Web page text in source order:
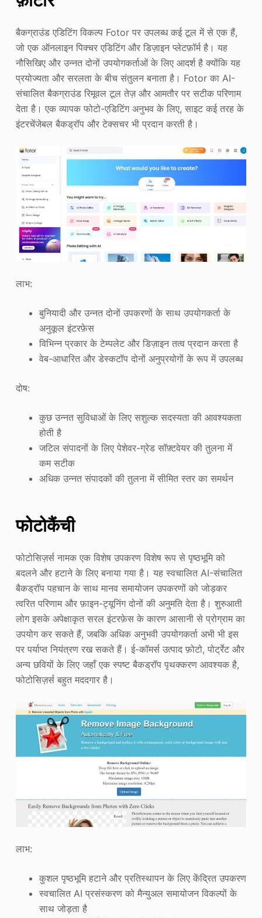
बैकग्राउंड एडिटिंग विकल्प Fotor पर उपलब्ध कई टूल में से एक हैं,
जो एक ऑनलाइन पिक्चर एडिटिंग और डिज़ाइन प्लेटफ़ॉर्म है। यह
नौसिखिए और उन्नत दोनों उपयोगकर्ताओं के लिए आदर्श है क्योंकि यह
प्रयोज्यता और सरलता के बीच संतुलन बनाता है। Fotor का AI-
संचालित बैकग्राउंड रिमूवल टूल तेज़ और आमतौर पर सटीक परिणाम
देता है। एक व्यापक फोटो-एडिटिंग अनुभव के लिए, साइट कई तरह के
इंटरचेंजेबल बैकड्रॉप और टेक्सचर भी प्रदान करती है।
लाभ:
बुनियादी और उन्नत दोनों उपकरणों के साथ उपयोगकर्ता के
अनुकूल इंटरफ़ेस
विभिन्न प्रकार के टेम्पलेट और डिज़ाइन तत्व प्रदान करता है
वेब-आधारित और डेस्कटॉप दोनों अनुप्रयोगों के रूप में उपलब्ध
दोष:
कुछ उन्नत सुविधाओं के लिए सशुल्क सदस्यता की आवश्यकता
होती है
जटिल संपादनों के लिए पेशेवर-ग्रेड सॉफ़्टवेयर की तुलना में
कम सटीक
अधिक उन्नत संपादकों की तुलना में सीमित स्तर का समर्थन
फोटोकैंची
फोटोसिज़र्स नामक एक विशेष उपकरण विशेष रूप से पृष्ठभूमि को
बदलने और हटाने के लिए बनाया गया है। यह स्वचालित AI-संचालित
बैकड्रॉप पहचान के साथ मानव समायोजन उपकरणों को जोड़कर
त्वरित परिणाम और फ़ाइन-ट्यूनिंग दोनों की अनुमति देता है। शुरुआती
लोग इसके अपेक्षाकृत सरल इंटरफ़ेस के कारण आसानी से प्रोग्राम का
उपयोग कर सकते हैं, जबकि अधिक अनुभवी उपयोगकर्ता अभी भी इस
पर पर्याप्त नियंत्रण रख सकते हैं। ई-कॉमर्स उत्पाद फ़ोटो, पोर्ट्रेट और
अन्य छवियों के लिए जहाँ एक स्पष्ट बैकड्रॉप पृथक्करण आवश्यक है,
फोटोसिज़र्स बहुत मददगार है।
लाभ:
कुशल पृष्ठभूमि हटाने और प्रतिस्थापन के लिए केंद्रित उपकरण
स्वचालित AI प्रसंस्करण को मैन्युअल समायोजन विकल्पों के
साथ जोड़ता है